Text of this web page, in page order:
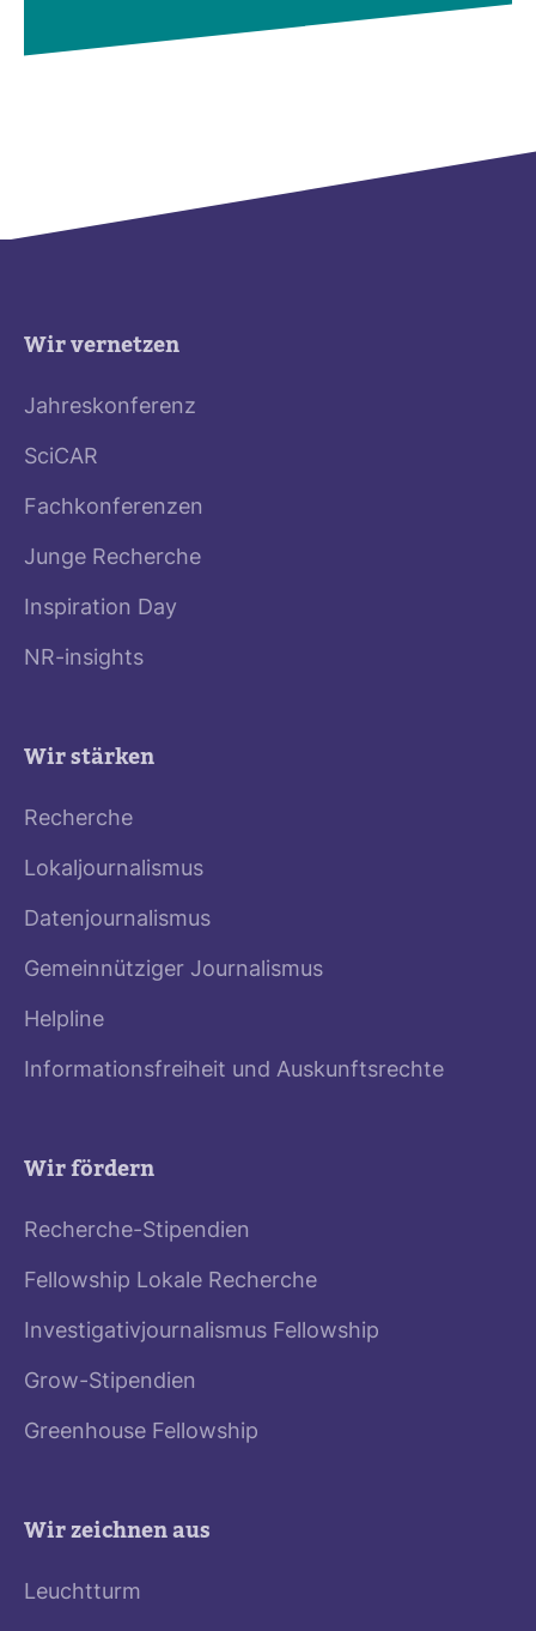
Wir vernetzen
Jahreskonferenz
SciCAR
Fachkonferenzen
Junge Recherche
Inspiration Day
NR-insights
Wir stärken
Recherche
Lokaljournalismus
Datenjournalismus
Gemeinnütziger Journalismus
Helpline
Informationsfreiheit und Auskunftsrechte
Wir fördern
Recherche-Stipendien
Fellowship Lokale Recherche
Investigativjournalismus Fellowship
Grow-Stipendien
Greenhouse Fellowship
Wir zeichnen aus
Leuchtturm